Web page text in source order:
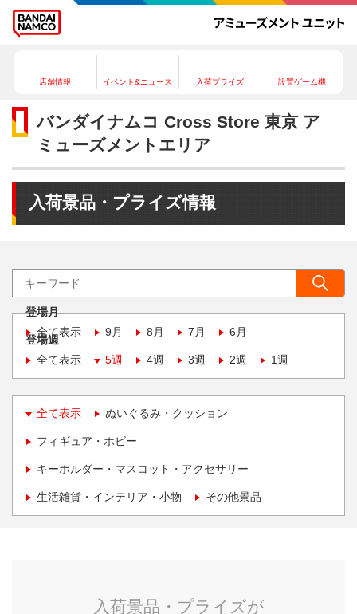
店舗情報 イベント&ニュース 入荷プライズ 設置ゲーム機
バンダイナムコ Cross Store 東京 ア
ミューズメントエリア
入荷景品・プライズ情報
登場月
全て表示
9月 8月 7月 6月
登場週
全て表示
5週 4週 3週 2週 1週
全て表示 ぬいぐるみ・クッション
フィギュア・ホビー
キーホルダー・マスコット・アクセサリー
生活雑貨・インテリア・小物 その他景品